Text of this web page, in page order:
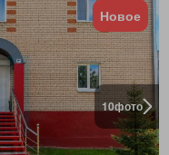
10фото
Новое